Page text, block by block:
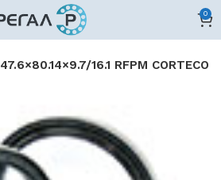
0
47.6×80.14×9.7/16.1 RFPM CORTECO